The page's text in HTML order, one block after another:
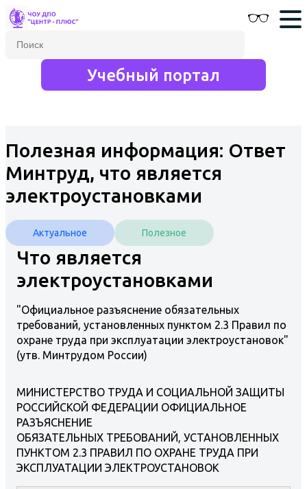
Учебный портал
Полезная информация: Ответ
Минтруд, что является
электроустановками
Актуальное Полезное
Что является
электроустановками
"Официальное разъяснение обязательных
требований, установленных пунктом 2.3 Правил по
охране труда при эксплуатации электроустановок"
(утв. Минтрудом России)
МИНИСТЕРСТВО ТРУДА И СОЦИАЛЬНОЙ ЗАЩИТЫ
РОССИЙСКОЙ ФЕДЕРАЦИИ ОФИЦИАЛЬНОЕ
РАЗЪЯСНЕНИЕ
ОБЯЗАТЕЛЬНЫХ ТРЕБОВАНИЙ, УСТАНОВЛЕННЫХ
ПУНКТОМ 2.3 ПРАВИЛ ПО ОХРАНЕ ТРУДА ПРИ
ЭКСПЛУАТАЦИИ ЭЛЕКТРОУСТАНОВОК